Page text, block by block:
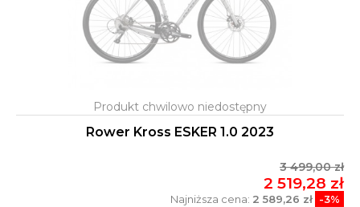
Rower Kross ESKER 1.0 2023
3 499,00 zł
2 519,28 zł
Najniższa cena: 2 589,26 zł -3%